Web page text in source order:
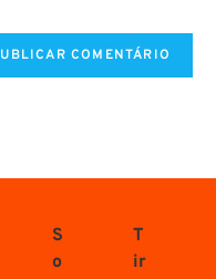
S
o
T
ir